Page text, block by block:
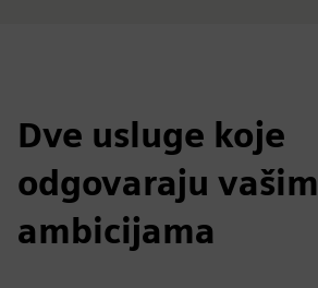
Dve usluge koje
odgovaraju vašim
ambicijama